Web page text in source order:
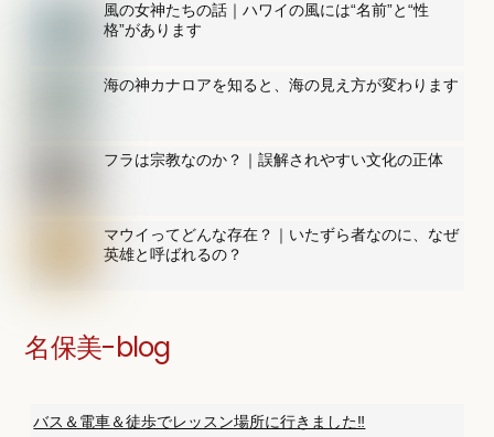
風の女神たちの話｜ハワイの風には“名前”と“性
格”があります
海の神カナロアを知ると、海の見え方が変わります
フラは宗教なのか？｜誤解されやすい文化の正体
マウイってどんな存在？｜いたずら者なのに、なぜ
英雄と呼ばれるの？
名保美-blog
バス＆電車＆徒歩でレッスン場所に行きました‼️